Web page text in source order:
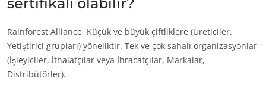
İŞ SEKTÖRLERIMIZ
Tarımsal gıda
Kozmetikler
Tekstiller
Rainforest Alliance, Küçük ve büyük çiftliklere (Üreticiler,
Yetiştirici grupları) yöneliktir. Tek ve çok sahalı organizasyonlar
(İşleyiciler, İthalatçılar veya İhracatçılar, Markalar,
Distribütörler).